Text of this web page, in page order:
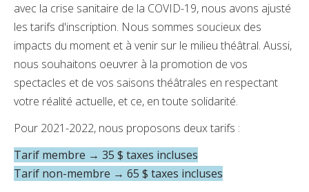
avec la crise sanitaire de la COVID-19, nous avons ajusté
les tarifs d'inscription. Nous sommes soucieux des
impacts du moment et à venir sur le milieu théâtral. Aussi,
nous souhaitons oeuvrer à la promotion de vos
spectacles et de vos saisons théâtrales en respectant
votre réalité actuelle, et ce, en toute solidarité.
Pour 2021-2022, nous proposons deux tarifs :
Tarif membre → 35 $ taxes incluses
Tarif non-membre → 65 $ taxes incluses